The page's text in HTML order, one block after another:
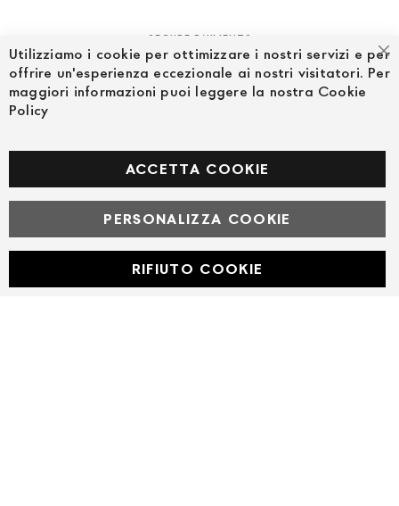
SECURE PAYMENTS
Facebook
© Powered by MAV Arreda s.r.l. | P.IVA IT05919160969
Corso Lodi, 2 | Milano - pec mavarreda@pec.it
Utilizziamo i cookie per ottimizzare i nostri servizi e per
offrire un'esperienza eccezionale ai nostri visitatori. Per
maggiori informazioni puoi leggere la nostra Cookie
Policy
ACCETTA COOKIE
PERSONALIZZA COOKIE
RIFIUTO COOKIE